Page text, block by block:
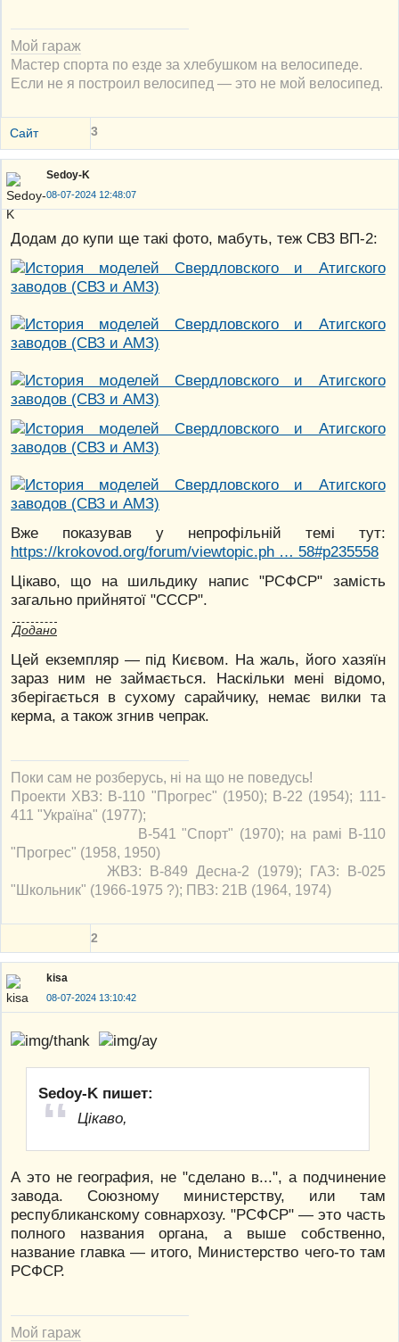
Мой гараж
Мастер спорта по езде за хлебушком на велосипеде.
Если не я построил велосипед — это не мой велосипед.
Сайт 3
Sedoy-K
08-07-2024 12:48:07
Додам до купи ще такі фото, мабуть, теж СВЗ ВП-2:
Вже показував у непрофільній темі тут:
https://krokovod.org/forum/viewtopic.ph … 58#p235558
Цікаво, що на шильдику напис "РСФСР" замість
загально прийнятої "СССР".
Додано
Цей екземпляр — під Києвом. На жаль, його хазяїн
зараз ним не займається. Наскільки мені відомо,
зберігається в сухому сарайчику, немає вилки та
керма, а також згнив чепрак.
Поки сам не розберусь, ні на що не поведусь!
Проекти ХВЗ: В-110 "Прогрес" (1950); В-22 (1954); 111-
411 "Україна" (1977);
В-541 "Спорт" (1970); на рамі В-110
"Прогрес" (1958, 1950)
ЖВЗ: В-849 Десна-2 (1979); ГАЗ: В-025
"Школьник" (1966-1975 ?); ПВЗ: 21В (1964, 1974)
2
kisa
08-07-2024 13:10:42
Sedoy-K пишет:
Цікаво,
А это не география, не "сделано в...", а подчинение
завода. Союзному министерству, или там
республиканскому совнархозу. "РСФСР" — это часть
полного названия органа, а выше собственно,
название главка — итого, Министерство чего-то там
РСФСР.
Мой гараж